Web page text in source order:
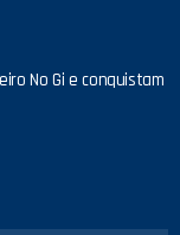
No Gi e conquistam